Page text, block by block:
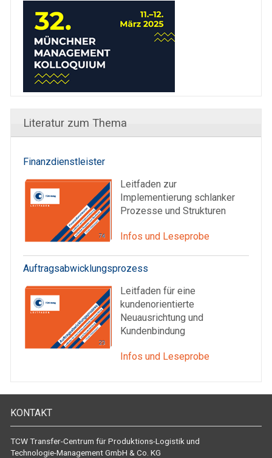
Literatur zum Thema
Finanzdienstleister
Leitfaden zur
Implementierung schlanker
Prozesse und Strukturen
Infos und Leseprobe
Auftragsabwicklungsprozess
Leitfaden für eine
kundenorientierte
Neuausrichtung und
Kundenbindung
Infos und Leseprobe
KONTAKT
TCW Transfer-Centrum für Produktions-Logistik und
Technologie-Management GmbH & Co. KG